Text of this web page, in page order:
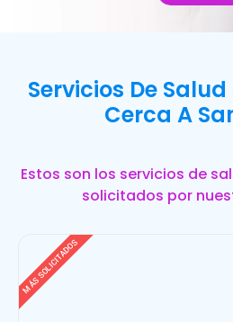
Servicios De
Cerca A
Estos son los servicios de
solicitados por
MÁS SOLICITADOS